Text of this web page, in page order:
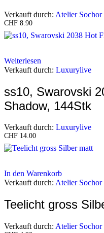
Verkauft durch: Atelier Sochor
CHF 8.90
Weiterlesen
Verkauft durch: Luxurylive
ss10, Swarovski
Shadow, 144Stk
Verkauft durch: Luxurylive
CHF 14.00
In den Warenkorb
Verkauft durch: Atelier Sochor
Teelicht gross
Verkauft durch: Atelier Sochor